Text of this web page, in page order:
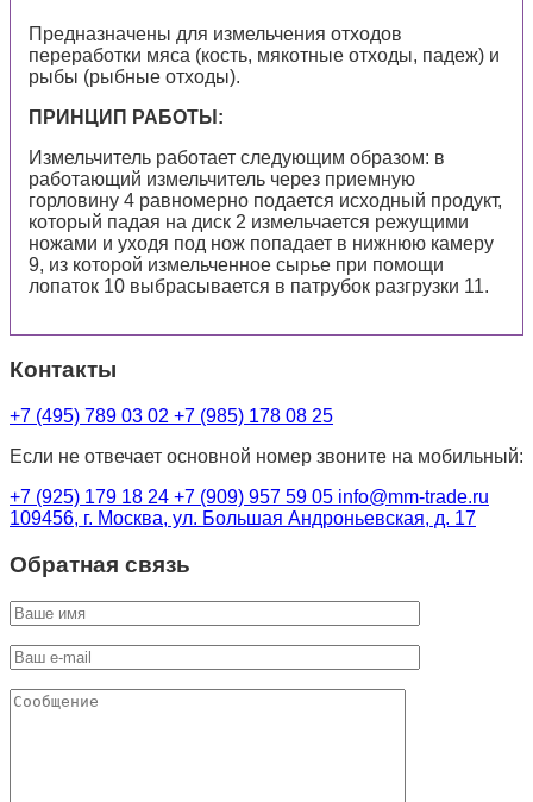
Предназначены для измельчения отходов
переработки мяса (кость, мякотные отходы, падеж) и
рыбы (рыбные отходы).
ПРИНЦИП РАБОТЫ:
Измельчитель работает следующим образом: в
работающий измельчитель через приемную
горловину 4 равномерно подается исходный продукт,
который падая на диск 2 измельчается режущими
ножами и уходя под нож попадает в нижнюю камеру
9, из которой измельченное сырье при помощи
лопаток 10 выбрасывается в патрубок разгрузки 11.
Контакты
+7 (495) 789 03 02 +7 (985) 178 08 25
Если не отвечает основной номер звоните на мобильный:
+7 (925) 179 18 24 +7 (909) 957 59 05 info@mm-trade.ru
109456, г. Москва, ул. Большая Андроньевская, д. 17
Обратная связь